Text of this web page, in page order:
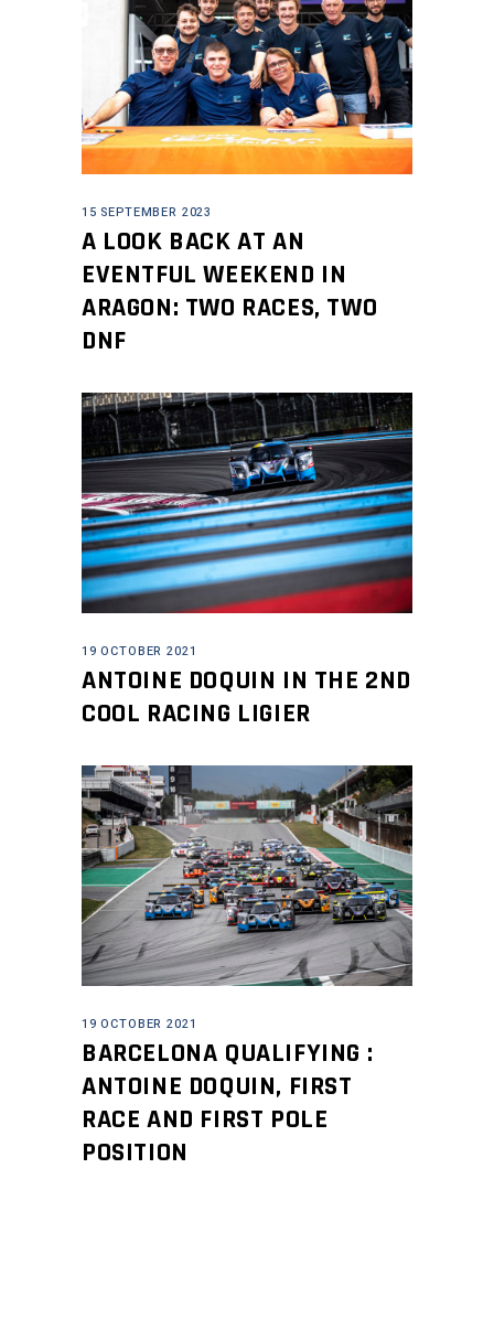
15 SEPTEMBER 2023
A LOOK BACK AT AN
EVENTFUL WEEKEND IN
ARAGON: TWO RACES, TWO
DNF
19 OCTOBER 2021
ANTOINE DOQUIN IN THE 2ND
COOL RACING LIGIER
19 OCTOBER 2021
BARCELONA QUALIFYING :
ANTOINE DOQUIN, FIRST
RACE AND FIRST POLE
POSITION